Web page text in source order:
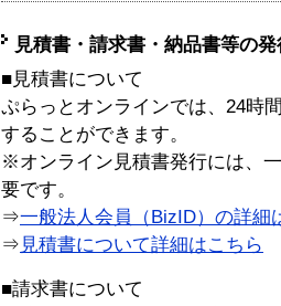
見積書・請求書・納品書等の
■見積書について
ぷらっとオンラインでは、24時
することができます。
※オンライン見積書発行には、
要です。
⇒一般法人会員（BizID）の詳細
⇒ 見積書について詳細はこちら
■請求書について